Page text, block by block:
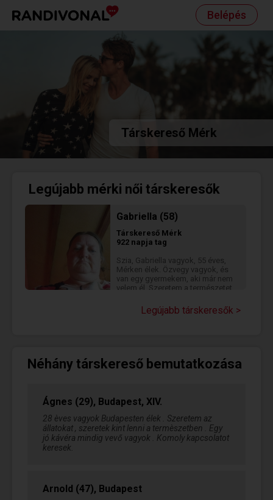
Belépés
Társkereső Mérk
Legújabb mérki női társkeresők
Gabriella (58)
Társkereső Mérk
922 napja tag
Szia, Gabriella vagyok, 55 éves,
Mérken élek. Özvegy vagyok, és
van egy gyermekem, aki már nem
velem él. Szeretem a természetet,
beszélgetéseket. Olyan társat
keresek, aki hűséges,
Legújabb társkeresők >
Néhány társkereső bemutatkozása
Ágnes (29), Budapest, XIV.
28 èves vagyok Budapesten élek . Szeretem az
állatokat , szeretek kint lenni a termèszetben . Egy
jó kávéra mindig vevő vagyok . Komoly kapcsolatot
keresek.
Arnold (47), Budapest